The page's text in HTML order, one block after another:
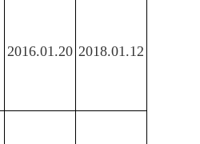
2016.01.20 2018.01.12